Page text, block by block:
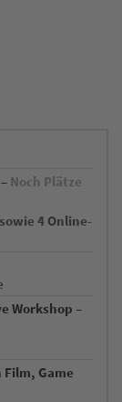
Noch Plätze
4 Online-
Workshop –
Game